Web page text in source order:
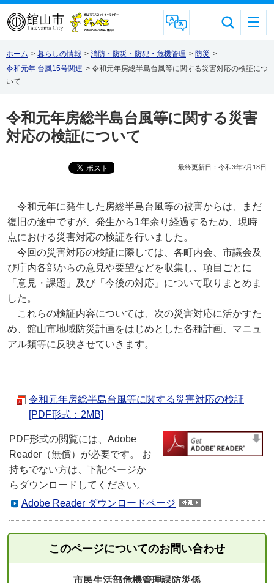
Foreign Language
ホーム > 暮らしの情報 > 消防・防災・防犯・危機管理 > 防災 >
令和元年 台風15号関連 > 令和元年房総半島台風等に関する災害対応の検証につ
いて
令和元年房総半島台風等に関する災害
対応の検証について
最終更新日：令和3年2月18日
令和元年に発生した房総半島台風等の被害からは、まだ
復旧の途中ですが、発生から1年余り経過するため、現時
点における災害対応の検証を行いました。
今回の災害対応の検証に際しては、各町内会、市議会及
び庁内各部からの意見や要望などを収集し、項目ごとに
「意見・課題」及び「今後の対応」について取りまとめま
した。
これらの検証内容については、次の災害対応に活かすた
め、館山市地域防災計画をはじめとした各種計画、マニュ
アル類等に反映させていきます。
令和元年房総半島台風等に関する災害対応の検証
[PDF形式：2MB]
PDF形式の閲覧には、Adobe
Reader（無償）が必要です。 お
持ちでない方は、下記ページか
らダウンロードしてください。
Adobe Reader ダウンロードページ
このページについてのお問い合わせ
市民生活部危機管理課防災係